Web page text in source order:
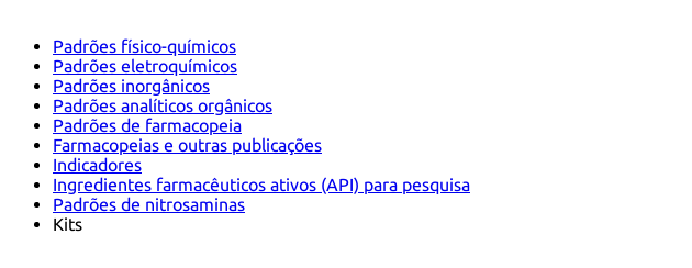
Padrões físico-químicos
Padrões eletroquímicos
Padrões inorgânicos
Padrões analíticos orgânicos
Padrões de farmacopeia
Farmacopeias e outras publicações
Indicadores
Ingredientes farmacêuticos ativos (API) para pesquisa
Padrões de nitrosaminas
Kits